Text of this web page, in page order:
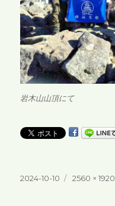
岩木山山頂にて
投
2024-10-10
フ
2560 × 1920